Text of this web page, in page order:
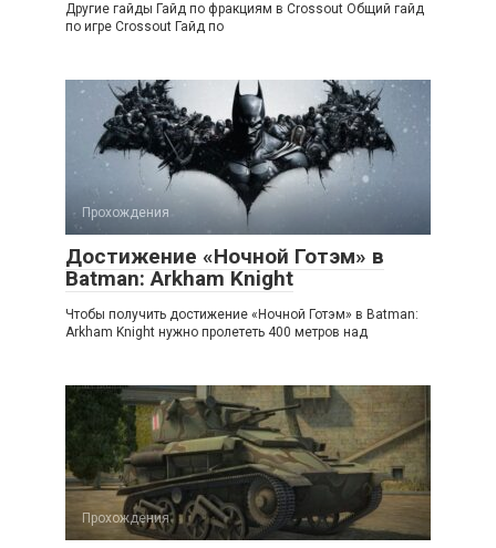
Другие гайды Гайд по фракциям в Crossout Общий гайд
по игре Crossout Гайд по
Прохождения
Достижение «Ночной Готэм» в
Batman: Arkham Knight
Чтобы получить достижение «Ночной Готэм» в Batman:
Arkham Knight нужно пролететь 400 метров над
Прохождения